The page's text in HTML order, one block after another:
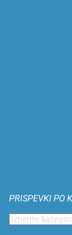
PRISPEVKI PO
Prispevki